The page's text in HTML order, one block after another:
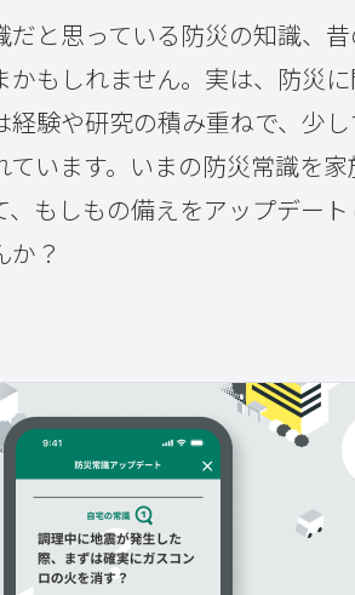
だと思っている防災の知識、
かもしれません。実は、防災
経験や研究の積み重ねで、少
ています。いまの防災常識を
、もしもの備えをアップデート
か？